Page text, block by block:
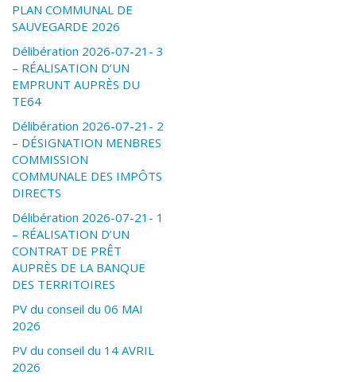
PLAN COMMUNAL DE
SAUVEGARDE 2026
Délibération 2026-07-21- 3
– RÉALISATION D’UN
EMPRUNT AUPRÈS DU
TE64
Délibération 2026-07-21- 2
– DÉSIGNATION MENBRES
COMMISSION
COMMUNALE DES IMPÔTS
DIRECTS
Délibération 2026-07-21- 1
– RÉALISATION D’UN
CONTRAT DE PRÊT
AUPRÈS DE LA BANQUE
DES TERRITOIRES
PV du conseil du 06 MAI
2026
PV du conseil du 14 AVRIL
2026